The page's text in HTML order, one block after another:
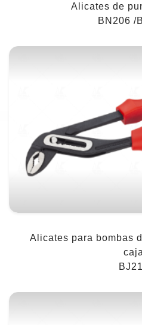
Alicates de
BN206 /
Alicates para bombas